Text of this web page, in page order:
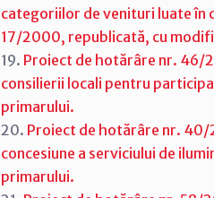
categoriilor de venituri luate în
17/2000, republicată, cu
19. Proiect de hotărâre nr. 46/
consilierii locali pentru
primarului.
20. Proiect de hotărâre nr. 40/
concesiune a serviciului de
primarului.